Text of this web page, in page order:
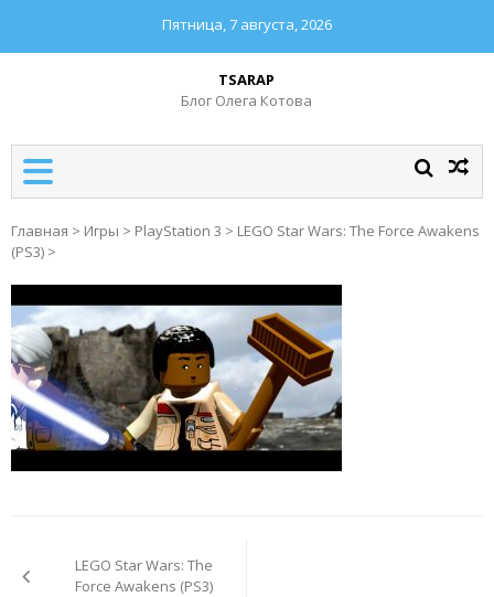
Пятница, 7 августа, 2026
TSARAP
Блог Олега Котова
Главная > Игры > PlayStation 3 > LEGO Star Wars: The Force Awakens
(PS3) >
записямLEGO Star Wars: The
Force Awakens (PS3)